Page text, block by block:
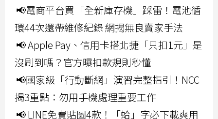
📢電商平台買「全新庫存機」踩雷！電池循
環44次還帶維修紀錄 網揭無良賣家手法
📢 Apple Pay、信用卡搭北捷「只扣1元」是
沒刷到嗎？官方曝扣款規則秒懂
📢國家級「行動斷網」演習完整指引！NCC
揭3重點：勿用手機處理重要工作
📢 LINE免費貼圖4款！「蛤」字必下載爽用